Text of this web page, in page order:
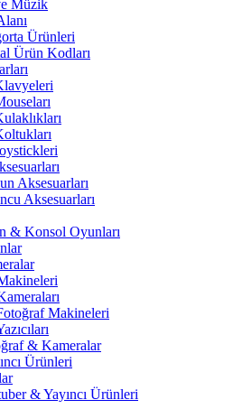
Müzik
Ürünleri
Ürün Kodları
Aksesuarları
Aksesuarları
& Konsol Oyunları
Makineleri
& Kameralar
Ürünleri
& Yayıncı Ürünleri